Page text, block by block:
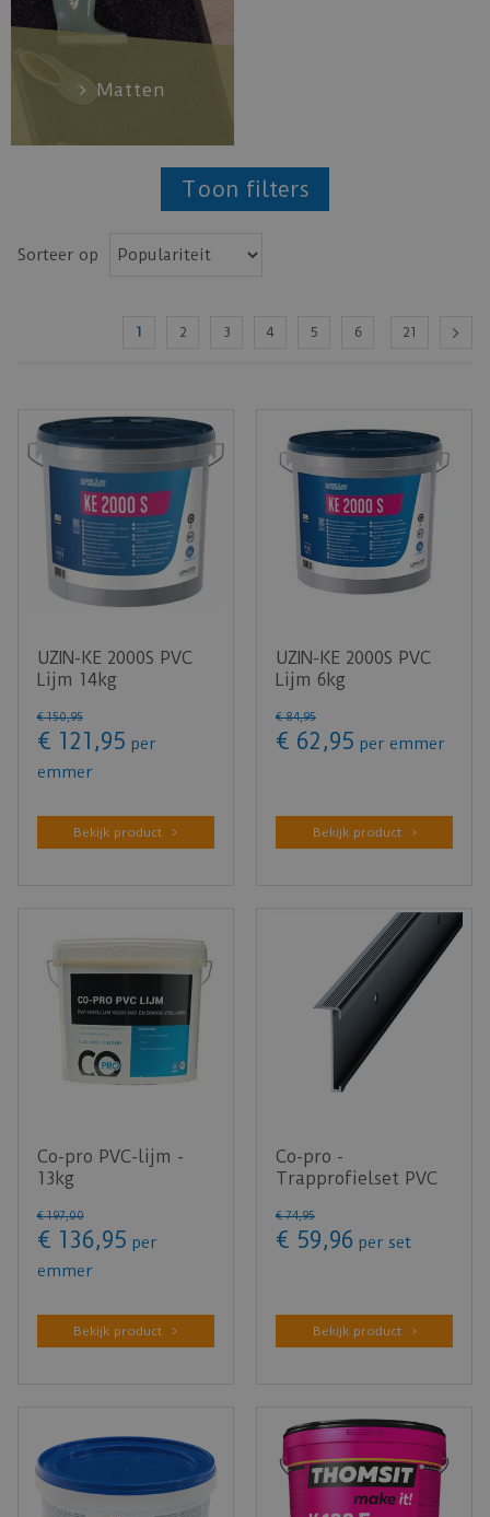
Matten
Toon filters
Sorteer op
1 2 3 4 5 6 21
UZIN-KE 2000S PVC
Lijm 14kg
€ 150,95
€ 121 ,95 per
emmer
Bekijk product
UZIN-KE 2000S PVC
Lijm 6kg
€ 84,95
€ 62 ,95 per emmer
Bekijk product
Co-pro PVC-lijm -
13kg
€ 197,00
€ 136,95 per
emmer
Bekijk product
Co-pro -
Trapprofielset PVC
bevat 4 stuks
€ 74,95
€ 59,96 per set
Bekijk product